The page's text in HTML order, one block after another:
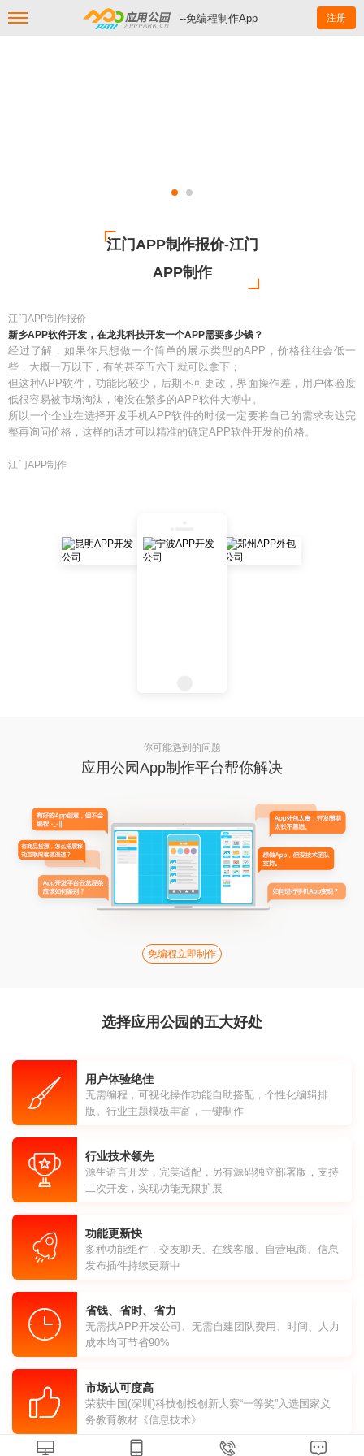
--免编程制作App 注册
江门APP制作报价-江门
APP制作
江门APP制作报价
新乡APP软件开发，在龙兆科技开发一个APP需要多少钱？
经过了解，如果你只想做一个简单的展示类型的APP，价格往往会低一
些，大概一万以下，有的甚至五六千就可以拿下；
但这种APP软件，功能比较少，后期不可更改，界面操作差，用户体验度
低很容易被市场淘汰，淹没在繁多的APP软件大潮中。
所以一个企业在选择开发手机APP软件的时候一定要将自己的需求表达完
整再询问价格，这样的话才可以精准的确定APP软件开发的价格。
江门APP制作
你可能遇到的问题
应用公园App制作平台帮你解决
免编程立即制作
选择应用公园的五大好处
用户体验绝佳
无需编程，可视化操作功能自助搭配，个性化编辑排
版。行业主题模板丰富，一键制作
行业技术领先
源生语言开发，完美适配，另有源码独立部署版，支持
二次开发，实现功能无限扩展
功能更新快
多种功能组件，交友聊天、在线客服、自营电商、信息
发布插件持续更新中
省钱、省时、省力
无需找APP开发公司、无需自建团队费用、时间、人力
成本均可节省90%
市场认可度高
荣获中国(深圳)科技创投创新大赛“一等奖”入选国家义
务教育教材《信息技术》